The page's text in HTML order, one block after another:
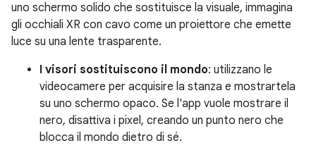
uno schermo solido che sostituisce la visuale, immagina
gli occhiali XR con cavo come un proiettore che emette
luce su una lente trasparente.
I visori sostituiscono il mondo: utilizzano le
videocamere per acquisire la stanza e mostrartela
su uno schermo opaco. Se l'app vuole mostrare il
nero, disattiva i pixel, creando un punto nero che
blocca il mondo dietro di sé.